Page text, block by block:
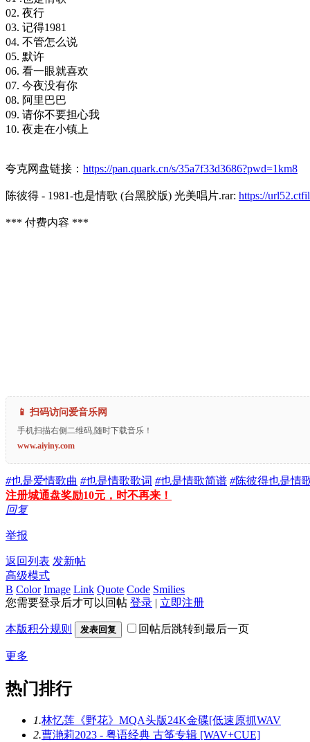
02. 夜行
03. 记得1981
04. 不管怎么说
05. 默许
06. 看一眼就喜欢
07. 今夜没有你
08. 阿里巴巴
09. 请你不要担心我
10. 夜走在小镇上
夸克网盘链接： https://pan.quark.cn/s/35a7f33d3686?pwd=1km8
陈彼得 - 1981-也是情歌 (台黑胶版) 光美唱片.rar: https://
*** 付费内容 ***
📱 扫码访问爱音乐网
手机扫描右侧二维码,随时下载音乐！
www.aiyiny.com
#也是爱情歌曲 #也是情歌歌词 #也是情歌简谱 #陈彼得也是情
注册城通盘奖励10元，时不再来！
回复
举报
返回列表 发新帖
高级模式
B Color Image Link Quote Code Smilies
您需要登录后才可以回帖 登录 | 立即注册
本版积分规则 发表回复 回帖后跳转到最后一页
更多
热门排行
1.林忆莲《野花》MQA头版24K金碟[低速原抓WAV
2.曹滟莉2023 - 粤语经典 古筝专辑 [WAV+CUE]